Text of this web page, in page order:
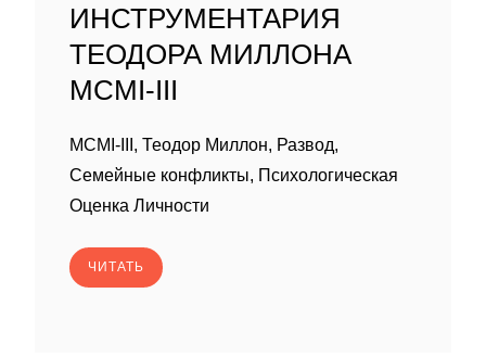
ИНСТРУМЕНТАРИЯ
ТЕОДОРА МИЛЛОНА
MCMI-III
MCMI-III, Теодор Миллон, Развод,
Семейные конфликты, Психологическая
Оценка Личности
ЧИТАТЬ